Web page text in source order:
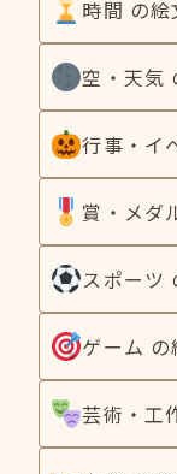
時間 の
空・天気
行事・イ
賞・メダ
スポーツ
ゲーム
芸術・工